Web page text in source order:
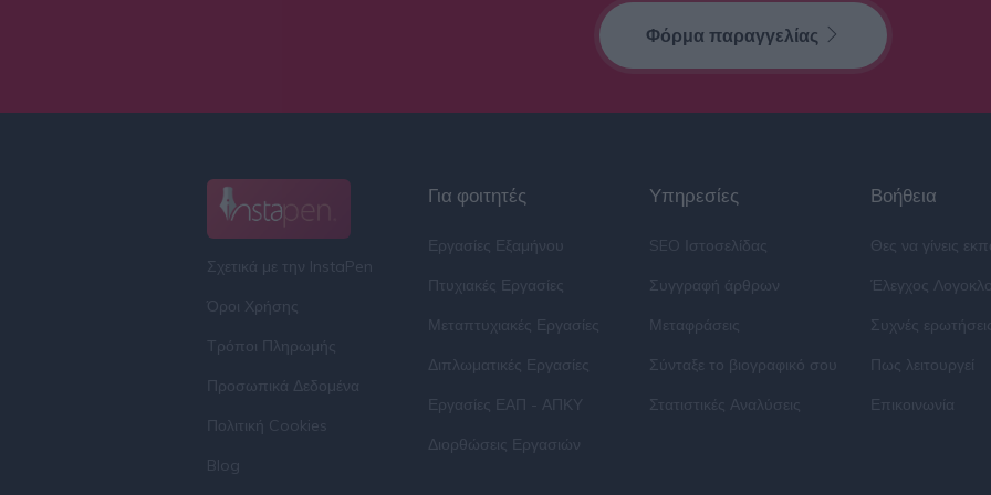
Φόρμα παραγγελίας
Σχετικά με την InstaPen
Όροι Χρήσης
Τρόποι Πληρωμής
Προσωπικά Δεδομένα
Πολιτική Cookies
Blog
Για φοιτητές
Εργασίες Εξαμήνου
Πτυχιακές Εργασίες
Μεταπτυχιακές Εργασίες
Διπλωματικές Εργασίες
Εργασίες ΕΑΠ - ΑΠΚΥ
Διορθώσεις Εργασιών
Υπηρεσίες
SEO Ιστοσελίδας
Συγγραφή άρθρων
Μεταφράσεις
Σύνταξε το βιογραφικό σου
Στατιστικές Αναλύσεις
Βοήθεια
Θες να γίνεις
Έλεγχος
Συχνές
Πως λειτουργεί
Επικοινωνία